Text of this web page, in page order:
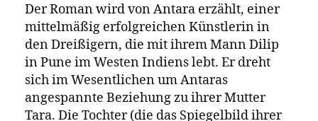
Der Roman wird von Antara erzählt, einer
mittelmäßig erfolgreichen Künstlerin in
den Dreißigern, die mit ihrem Mann Dilip
in Pune im Westen Indiens lebt. Er dreht
sich im Wesentlichen um Antaras
angespannte Beziehung zu ihrer Mutter
Tara. Die Tochter (die das Spiegelbild ihrer